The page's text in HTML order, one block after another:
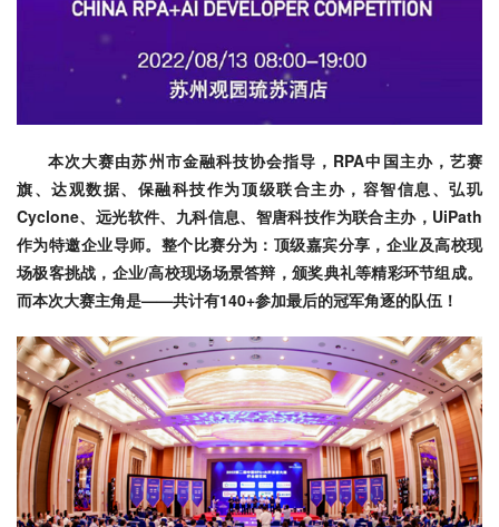
本次大赛由苏州市金融科技协会指导，RPA中国主办，艺赛
旗、达观数据、保融科技作为顶级联合主办，容智信息、弘玑
Cyclone、远光软件、九科信息、智唐科技作为联合主办，UiPath
作为特邀企业导师。整个比赛分为：顶级嘉宾分享，企业及高校现
场极客挑战，企业/高校现场场景答辩，颁奖典礼等精彩环节组成。
而本次大赛主角是——共计有140+参加最后的冠军角逐的队伍！